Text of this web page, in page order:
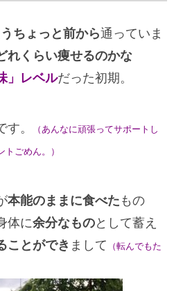
うちょっと前から通っていま
れくらい痩せるのかな
」レベルだった初期。
す。 （あんなに頑張ってサポートし
ごめん。）
本能のままに食べた もの
体に余分なものとして蓄え
ことができ まして （転んでもた